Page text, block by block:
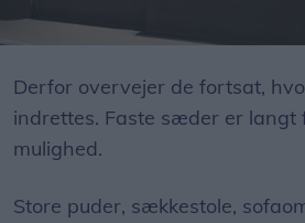
Derfor overvejer de fortsat,
indrettes. Faste sæder er langt
mulighed.
Store puder, sækkestole,